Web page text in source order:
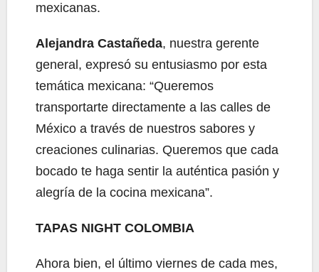
mexicanas.
Alejandra Castañeda, nuestra gerente
general, expresó su entusiasmo por esta
temática mexicana: “Queremos
transportarte directamente a las calles de
México a través de nuestros sabores y
creaciones culinarias. Queremos que cada
bocado te haga sentir la auténtica pasión y
alegría de la cocina mexicana”.
TAPAS NIGHT COLOMBIA
Ahora bien, el último viernes de cada mes,